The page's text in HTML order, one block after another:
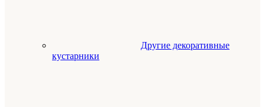
Другие декоративные
кустарники